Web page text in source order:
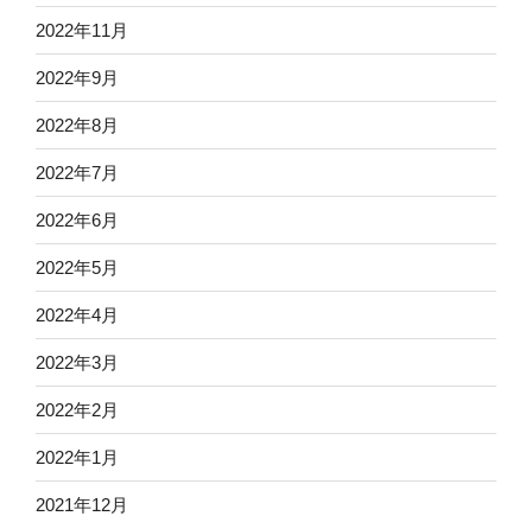
2022年11月
2022年9月
2022年8月
2022年7月
2022年6月
2022年5月
2022年4月
2022年3月
2022年2月
2022年1月
2021年12月